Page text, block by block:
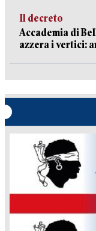
Il decreto
Accademia di
azzera i vertici: